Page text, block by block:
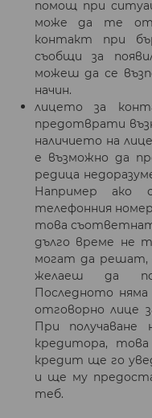
помощ при
може да те
контакт при
съобщи за
можеш да се
начин.
лицето за
предотврати
наличието на
е възможно да
редица
Например ако
телефонния
това
дълго време не
могат да решат,
желаеш да
Последното
отговорно лице
При
кредитора,
кредит ще го
и ще му
теб.